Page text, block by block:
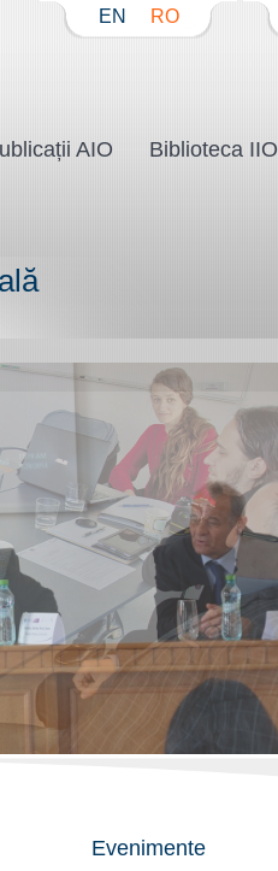
EN RO
AIO Biblioteca IIO
Evenimente